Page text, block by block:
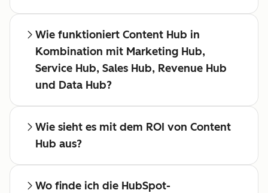
Wie funktioniert Content Hub in
Kombination mit Marketing Hub,
Service Hub, Sales Hub, Revenue Hub
und Data Hub?
Wie sieht es mit dem ROI von Content
Hub aus?
Wo finde ich die HubSpot-